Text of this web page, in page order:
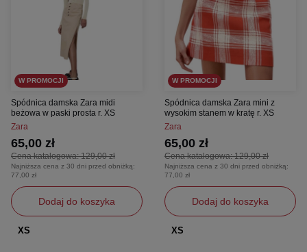
W PROMOCJI
Spódnica damska Zara midi
beżowa w paski prosta r. XS
Zara
Cena katalogowa:129,00 zł
65,00 zł
Najniższa cena z 30 dni przed obniżką:
77,00 zł
Dodaj do koszyka
XS
W PROMOCJI
Spódnica damska Zara mini z
wysokim stanem w kratę r. XS
Zara
Cena katalogowa:129,00 zł
65,00 zł
Najniższa cena z 30 dni przed obniżką:
77,00 zł
Dodaj do koszyka
XS